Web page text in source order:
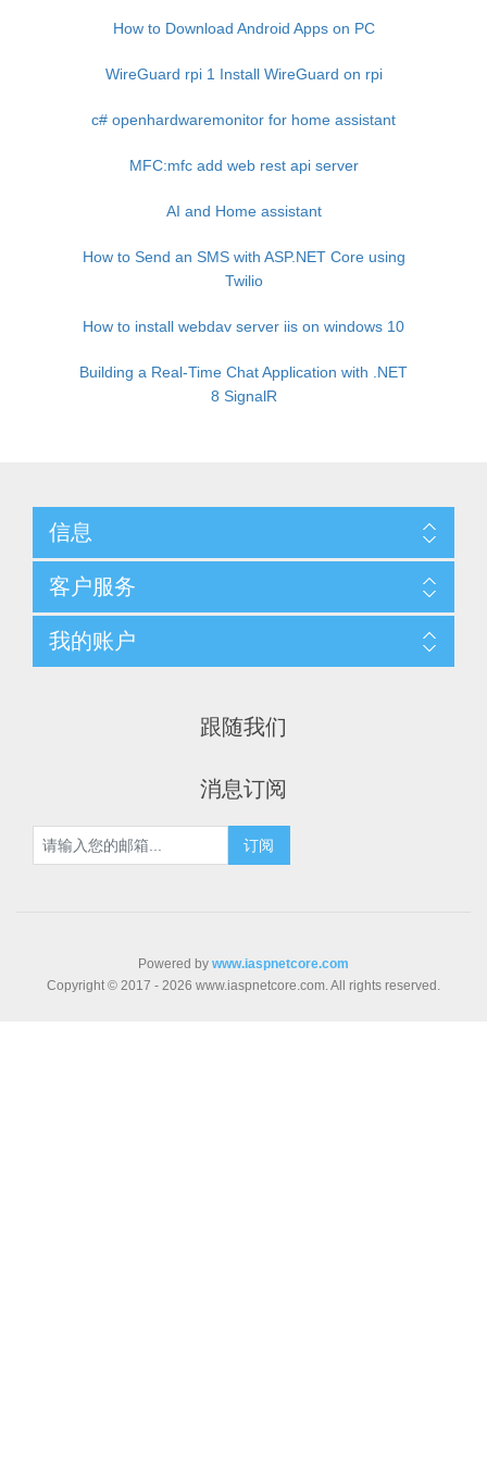
How to Download Android Apps on PC
WireGuard rpi 1 Install WireGuard on rpi
c# openhardwaremonitor for home assistant
MFC:mfc add web rest api server
AI and Home assistant
How to Send an SMS with ASP.NET Core using
Twilio
How to install webdav server iis on windows 10
Building a Real-Time Chat Application with .NET
8 SignalR
信息
客户服务
我的账户
跟随我们
消息订阅
Powered by www.iaspnetcore.com
Copyright © 2017 - 2026 www.iaspnetcore.com. All rights reserved.